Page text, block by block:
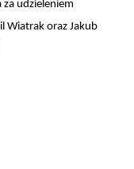
za udzieleniem
Wiatrak oraz Jakub